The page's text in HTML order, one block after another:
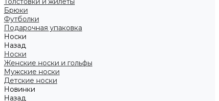
Брюки
Футболки
Подарочная упаковка
Носки
Назад
Носки
Женские носки и гольфы
Мужские носки
Детские носки
Новинки
Назад